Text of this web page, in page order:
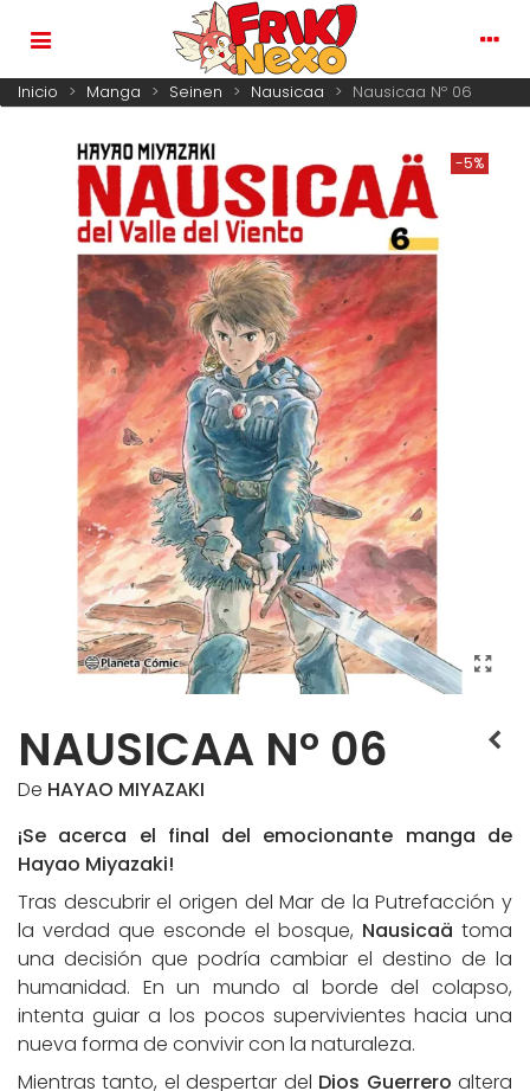
Inicio > Manga > Seinen > Nausicaa > Nausicaa Nº 06
-5%
NAUSICAA Nº 06
De HAYAO MIYAZAKI
¡Se acerca el final del emocionante manga de
Hayao Miyazaki!
Tras descubrir el origen del Mar de la Putrefacción y
la verdad que esconde el bosque, Nausicaä toma
una decisión que podría cambiar el destino de la
humanidad. En un mundo al borde del colapso,
intenta guiar a los pocos supervivientes hacia una
nueva forma de convivir con la naturaleza.
Mientras tanto, el despertar del Dios Guerrero altera